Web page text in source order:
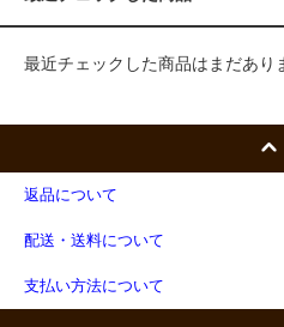
最近チェックした商品はまだあり
返品について
配送・送料について
支払い方法について